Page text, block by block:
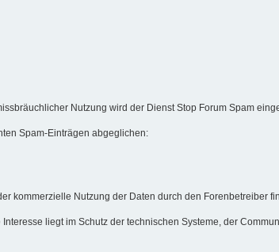
Nutzung wird der Dienst Stop Forum Spam
Spam-Einträgen abgeglichen:
kommerzielle Nutzung der Daten durch den Forenbetreiber
liegt im Schutz der technischen Systeme, der